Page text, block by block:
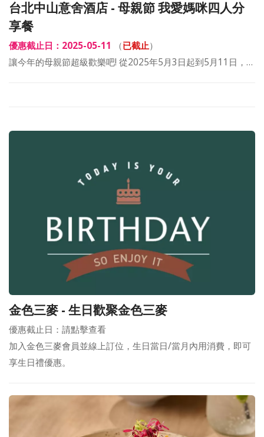
台北中山意舍酒店 - 母親節 我愛媽咪四人分
享餐
優惠截止日：2025-05-11 （已截止）
讓今年的母親節超級歡樂吧! 從2025年5月3日起到5月11日，…
金色三麥 - 生日歡聚金色三麥
優惠截止日：請點擊查看
加入金色三麥會員並線上訂位，生日當日/當月內用消費，即可
享生日禮優惠。